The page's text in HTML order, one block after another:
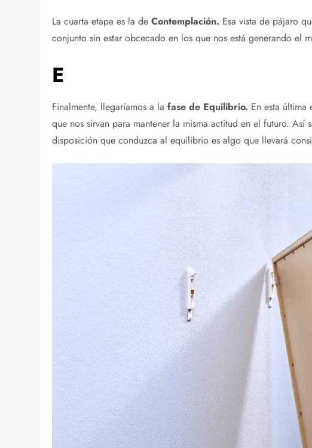
La cuarta etapa es la deContemplación. Esa vista de pájaro
conjunto sin estar obcecado en los que nos está generando el
E
Finalmente, llegaríamos a lafase de Equilibrio. En esta última
que nos sirvan para mantener la misma actitud en el futuro.
disposición que conduzca al equilibrio es algo que llevará